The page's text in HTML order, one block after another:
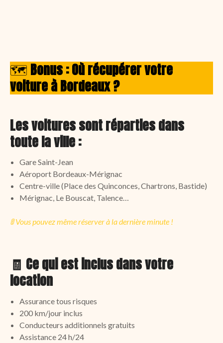
🗺️ Bonus : Où récupérer votre
voiture à Bordeaux ?
Les voitures sont réparties dans
toute la ville :
Gare Saint-Jean
Aéroport Bordeaux-Mérignac
Centre-ville (Place des Quinconces, Chartrons, Bastide)
Mérignac, Le Bouscat, Talence…
🚦Vous pouvez même réserver à la dernière minute !
🧾 Ce qui est inclus dans votre
location
Assurance tous risques
200 km/jour inclus
Conducteurs additionnels gratuits
Assistance 24 h/24